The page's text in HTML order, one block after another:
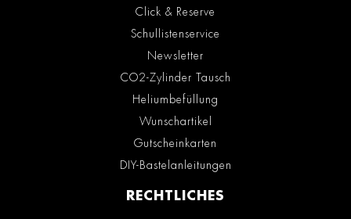
Click & Reserve
Schullistenservice
Newsletter
CO2-Zylinder Tausch
Heliumbefüllung
Wunschartikel
Gutscheinkarten
DIY-Bastelanleitungen
RECHTLICHES